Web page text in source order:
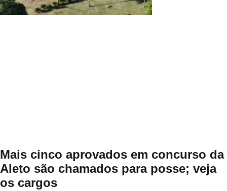
Mais cinco aprovados em concurso da
Aleto são chamados para posse; veja
os cargos